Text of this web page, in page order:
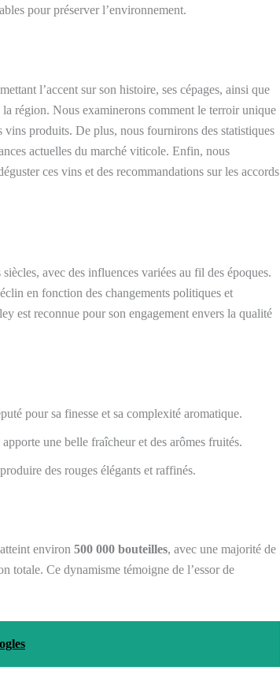
pour préserver l’environnement.
l’accent sur son histoire, ses cépages, ainsi que
région. Nous examinerons comment le terroir unique
produits. De plus, nous fournirons des statistiques
actuelles du marché viticole. Enfin, nous
ces vins et des recommandations sur les accords
avec des influences variées au fil des époques.
en fonction des changements politiques et
est reconnue pour son engagement envers la qualité
pour sa finesse et sa complexité aromatique.
une belle fraîcheur et des arômes fruités.
des rouges élégants et raffinés.
environ 500 000 bouteilles, avec une majorité de
totale. Ce dynamisme témoigne de l’essor de